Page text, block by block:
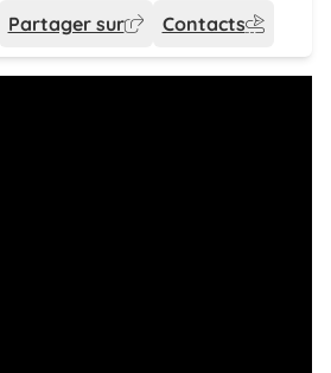
Partager sur Contacts